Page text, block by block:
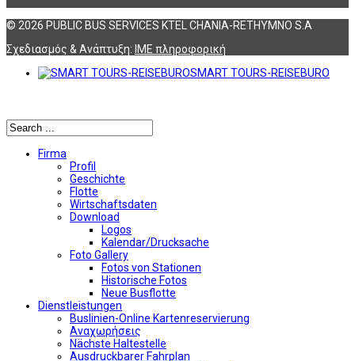
© 2026 PUBLIC BUS SERVICES KTEL CHANIA-RETHYMNO S.A
Σχεδιασμός & Ανάπτυξη: ΙΜΕ πληροφορική
SMART TOURS-REISEBURO
Firma
Profil
Geschichte
Flotte
Wirtschaftsdaten
Download
Logos
Kalendar/Drucksache
Foto Gallery
Fotos von Stationen
Historische Fotos
Neue Busflotte
Dienstleistungen
Buslinien-Online Kartenreservierung
Αναχωρήσεις
Nächste Haltestelle
Αusdruckbarer Fahrplan